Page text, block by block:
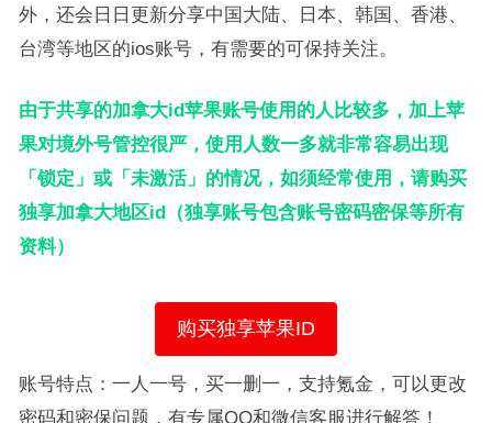
外，还会日日更新分享中国大陆、日本、韩国、香港、
台湾等地区的ios账号，有需要的可保持关注。
由于共享的加拿大id苹果账号使用的人比较多，加上苹
果对境外号管控很严，使用人数一多就非常容易出现
「锁定」或「未激活」的情况，如须经常使用，请购买
独享加拿大地区id（独享账号包含账号密码密保等所有
资料）
购买独享苹果ID
账号特点：一人一号，买一删一，支持氪金，可以更改
密码和密保问题，有专属QQ和微信客服进行解答！